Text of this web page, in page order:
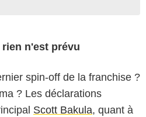
n'est prévu
spin-off de la franchise ?
? Les déclarations
Scott Bakula, quant à